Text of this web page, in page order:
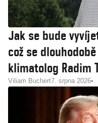
Jak se bude
což se
klimatolog Radim
Viliam Buchert7. srpna 2026